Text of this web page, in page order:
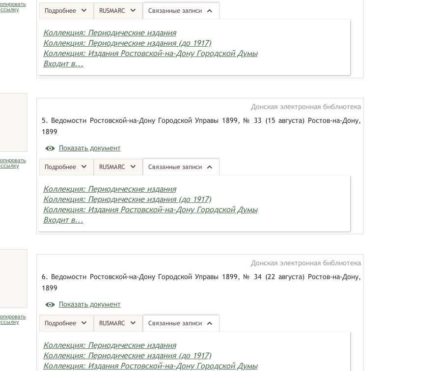
ссылку
Подробнее RUSMARC Связанные записи
Коллекция: Периодические издания
Коллекция: Периодические издания (до 1917)
Коллекция: Издания Ростовской-на-Дону Городской Думы
Входит в...
ссылку
Донская электронная библиотека
5. Ведомости Ростовской-на-Дону Городской Управы 1899, № 33 (15 августа) Ростов-на-Дону,
1899
Показать документ
Подробнее RUSMARC Связанные записи
Коллекция: Периодические издания
Коллекция: Периодические издания (до 1917)
Коллекция: Издания Ростовской-на-Дону Городской Думы
Входит в...
ссылку
Донская электронная библиотека
6. Ведомости Ростовской-на-Дону Городской Управы 1899, № 34 (22 августа) Ростов-на-Дону,
1899
Показать документ
Подробнее RUSMARC Связанные записи
Коллекция: Периодические издания
Коллекция: Периодические издания (до 1917)
Коллекция: Издания Ростовской-на-Дону Городской Думы